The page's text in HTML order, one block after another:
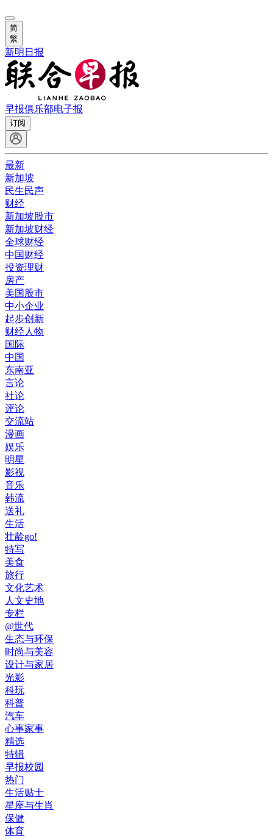
简
繁
新明日报
早报俱乐部电子报
订阅
最新
新加坡
民生民声
财经
新加坡股市
新加坡财经
全球财经
中国财经
投资理财
房产
美国股市
中小企业
起步创新
财经人物
国际
中国
东南亚
言论
社论
评论
交流站
漫画
娱乐
明星
影视
音乐
韩流
送礼
生活
壮龄go!
特写
美食
旅行
文化艺术
人文史地
专栏
@世代
生态与环保
时尚与美容
设计与家居
光影
科玩
科普
汽车
心事家事
精选
特辑
早报校园
热门
生活贴士
星座与生肖
保健
体育